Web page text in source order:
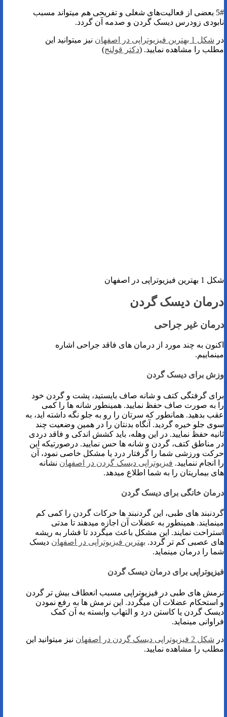
5# بعضی از فعالیت‌های شغلی و تفریحی هم میتواند مسبب
نابودی زودرس دیسک گردن و صدمه آن گردد.
در شکل 1 بهترین فیزیوتراپی در اصفهان
نیز میتوانید این
مطلب را مشاهده نمایید. (دکتر قولنج)
شکل 1 بهترین فیزیوتراپی در اصفهان
درمان دیسک گردن
درمان غیر جراحی
اکنون به چند مورد از درمان های فاقد جراحی اشاره
مینماییم.
وزش برای دیسک گردن
برای گرفتگی کتف و شانه صاف بایستید، پشت و گردن خود
را به صورت صاف حفظ نمایید. همینطور شانه ‌ها را کمی
عقب بدهید. همانطور که سرتان را رو به جلو نگه داشته ‌اید، به
سوی جلو خیره گردید. آنگاه بدنتان را در همین وضعیت چند
ثانیه حفظ نمایید. در این وهله، باید کشش اندکی و فاقد دردی
در مناطق کتف، گردن و شانه ها حس نمایید. درصورتیکه این
حرکت ورزشی شما را گرفتار درد یا مشکل خاصی نمود، آن
را انجام ننمایید. فیزیوتراپی دیسک گردن در اصفهان نشانه
های بیماریتان را به شما اطلاع میدهد.
درمان خانگی برای دیسک گردن
گردنبند های طبی، این گردنبند‌ ها حرکات گردن را کمی کم
مینمایند. همینطور به عضلات آن اجازه میدهند تا مدتی
استراحت نمایند. این مشکل باعث میگردد تا فشار به ریشه
‌های عصبی کم تر گردد. بهترین فیزیوتراپی در اصفهان دیسک
شما را درمان مینماید.
فیزیوتراپی برای درمان دیسک گردن
نرمش های طبی در فیزیوتراپی مسبب انعطاف بیش تر گردن
و استحکام عضلات آن میگردد. این نرمش ها به رفع نمودن
دیسک گردن یا کاستن درد و التهاب وابسته به آن کمک
فراوانی مینماید.
در شکل 2 فیزیوتراپی دیسک گردن در اصفهان
نیز میتوانید این
مطلب را مشاهده نمایید.